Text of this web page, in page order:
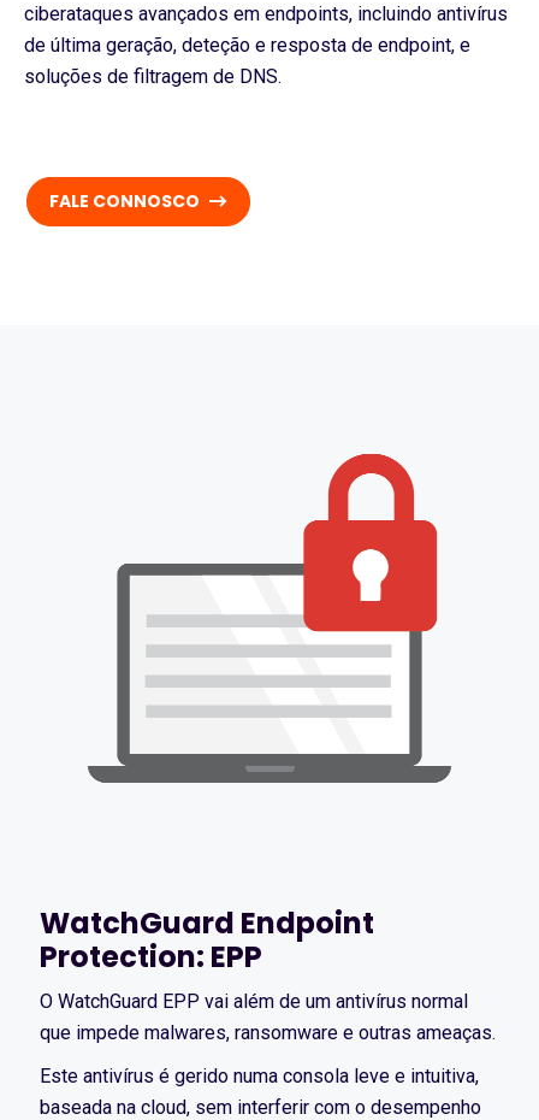
ciberataques avançados em endpoints, incluindo antivírus
de última geração, deteção e resposta de endpoint, e
soluções de filtragem de DNS.
FALE CONNOSCO
WatchGuard Endpoint
Protection: EPP
O WatchGuard EPP vai além de um antivírus normal
que impede malwares, ransomware e outras ameaças.
Este antivírus é gerido numa consola leve e intuitiva,
baseada na cloud, sem interferir com o desempenho